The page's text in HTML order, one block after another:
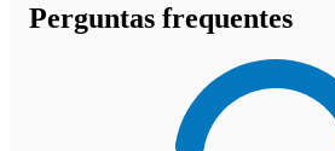
Perguntas frequentes